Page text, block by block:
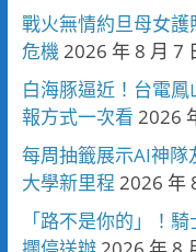
戰火無情約旦母女
危機2026 年 8 月 7
白海豚逼近！台電
報方式一次看 2026
每周抽籤展示AI神
大學新里程 2026 年
「路不是你的」！